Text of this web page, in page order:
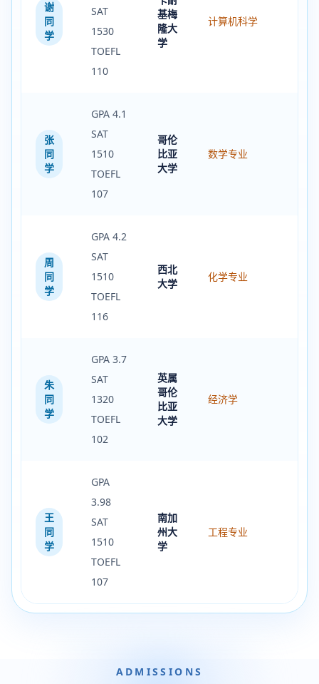
谢
同
学
SAT
1530
TOEFL
110
基梅
隆大
学
计算机科学
张
同
学
GPA 4.1
SAT
1510
TOEFL
107
哥伦
比亚
大学
数学专业
周
同
学
GPA 4.2
SAT
1510
TOEFL
116
西北
大学
化学专业
朱
同
学
GPA 3.7
SAT
1320
TOEFL
102
英属
哥伦
比亚
大学
经济学
王
同
学
GPA
3.98
SAT
1510
TOEFL
107
南加
州大
学
工程专业
ADMISSIONS